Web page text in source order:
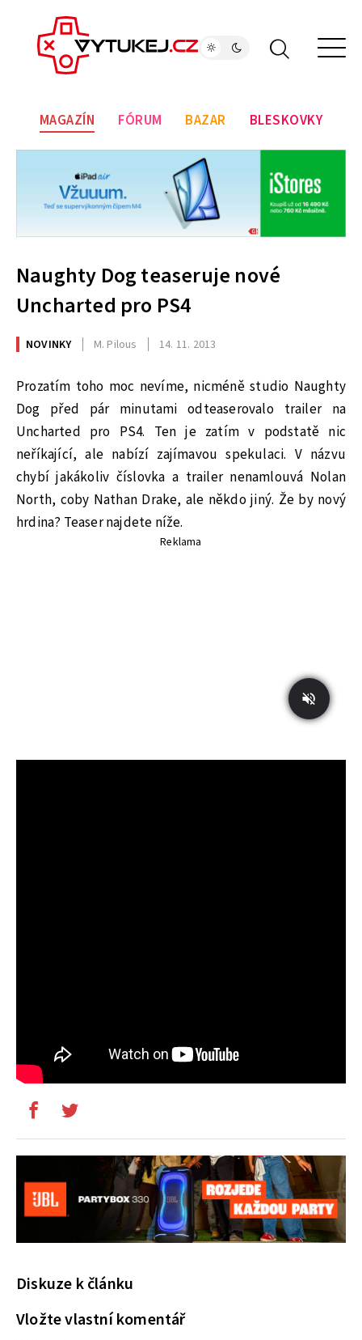
MAGAZÍN FÓRUM BAZAR BLESKOVKY
Naughty Dog teaseruje nové
Uncharted pro PS4
NOVINKY M. Pilous 14. 11. 2013
Prozatím toho moc nevíme, nicméně studio Naughty
Dog před pár minutami odteaserovalo trailer na
Uncharted pro PS4. Ten je zatím v podstatě nic
neříkající, ale nabízí zajímavou spekulaci. V názvu
chybí jakákoliv číslovka a trailer nenamlouvá Nolan
North, coby Nathan Drake, ale někdo jiný. Že by nový
hrdina? Teaser najdete níže.
Reklama
Diskuze k článku
Vložte vlastní komentář